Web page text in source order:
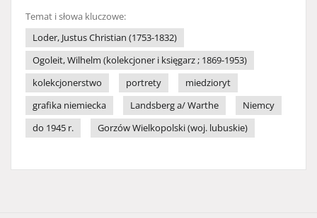
Temat i słowa kluczowe:
Loder, Justus Christian (1753-1832)
Ogoleit, Wilhelm (kolekcjoner i księgarz ; 1869-1953)
kolekcjonerstwo
portrety
miedzioryt
grafika niemiecka
Landsberg a/ Warthe
Niemcy
do 1945 r.
Gorzów Wielkopolski (woj. lubuskie)